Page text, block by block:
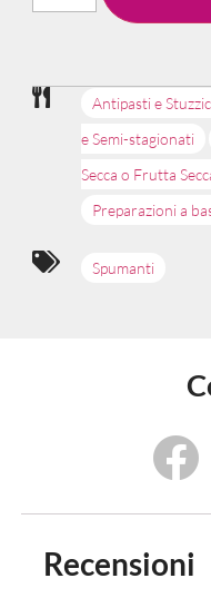
Antipasti e
e Semi-stagionati
Secca o Frutta
Preparazioni a
Spumanti
Recensioni